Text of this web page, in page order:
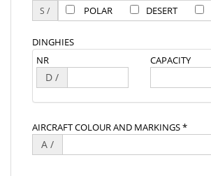
POLAR
DESERT
DINGHIES
NR
D /
CAPACITY
AIRCRAFT COLOUR AND MARKINGS *
A /